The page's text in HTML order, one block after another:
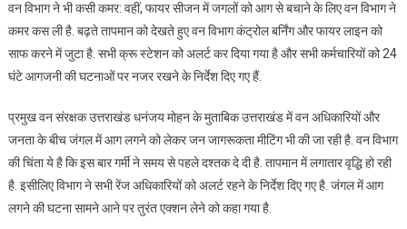
वन विभाग ने भी कसी कमर: वहीं, फायर सीजन में जगलों को आग से बचाने के लिए वन विभाग ने
कमर कस ली है. बढ़ते तापमान को देखते हुए वन विभाग कंट्रोल बर्निंग और फायर लाइन को
साफ करने में जुटा है. सभी क्रू स्टेशन को अलर्ट कर दिया गया है और सभी कर्मचारियों को 24
घंटे आगजनी की घटनाओं पर नजर रखने के निर्देश दिए गए हैं.
प्रमुख वन संरक्षक उत्तराखंड धनंजय मोहन के मुताबिक उत्तराखंड में वन अधिकारियों और
जनता के बीच जंगल में आग लगने को लेकर जन जागरूकता मीटिंग भी की जा रही है. वन विभाग
की चिंता ये है कि इस बार गर्मी ने समय से पहले दश्तक दे दी है. तापमान में लगातार वृद्धि हो रही
है. इसीलिए विभाग ने सभी रेंज अधिकारियों को अलर्ट रहने के निर्देश दिए गए है. जंगल में आग
लगने की घटना सामने आने पर तुरंत एक्शन लेने को कहा गया है.